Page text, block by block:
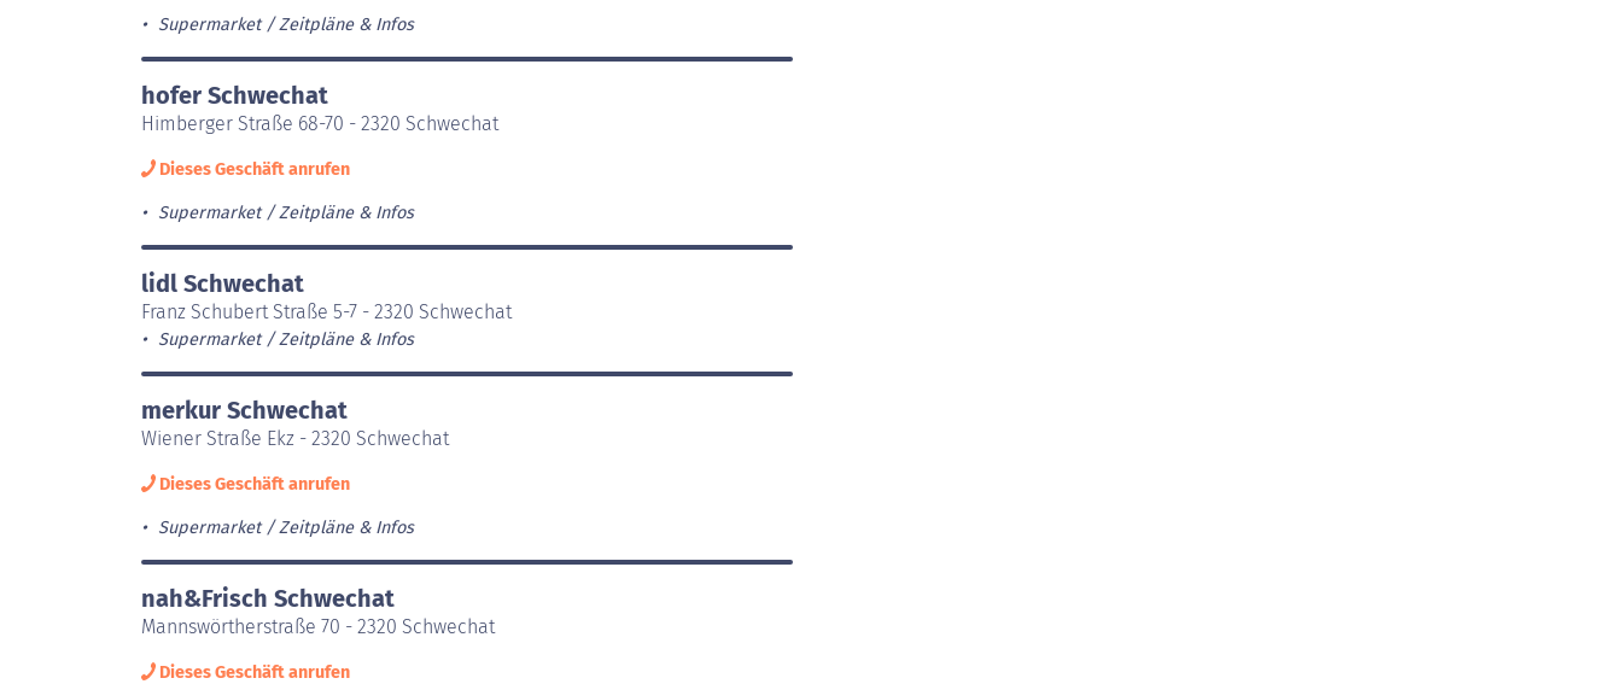
Supermarket Zeitpläne & Infos
hofer Schwechat
Himberger Straße 68-70 - 2320 Schwechat
Dieses Geschäft anrufen
Supermarket Zeitpläne & Infos
lidl Schwechat
Franz Schubert Straße 5-7 - 2320 Schwechat
Supermarket Zeitpläne & Infos
merkur Schwechat
Wiener Straße Ekz - 2320 Schwechat
Dieses Geschäft anrufen
Supermarket Zeitpläne & Infos
nah&Frisch Schwechat
Mannswörtherstraße 70 - 2320 Schwechat
Dieses Geschäft anrufen